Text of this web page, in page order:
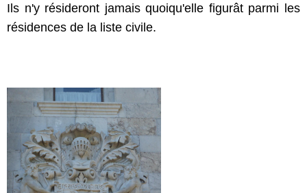
Ils n'y résideront jamais quoiqu'elle figurât parmi les
résidences de la liste civile.